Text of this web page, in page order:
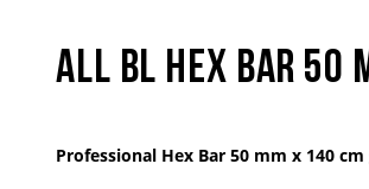
All BL Hex Bar 50
Professional Hex Bar 50 mm x 140